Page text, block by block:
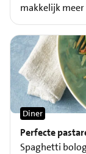
makkelijk meer
Perfecte
Diner
Spaghetti